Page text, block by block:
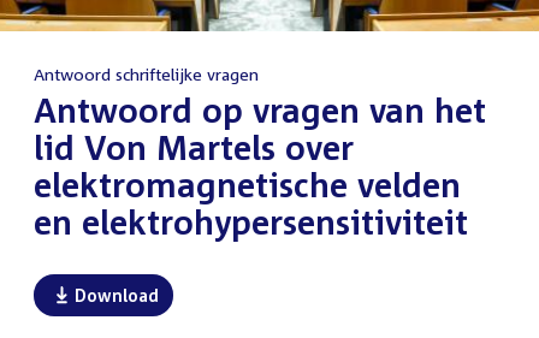
Antwoord schriftelijke vragen
Antwoord op vragen van het
lid Von Martels over
elektromagnetische velden
en elektrohypersensitiviteit
Download